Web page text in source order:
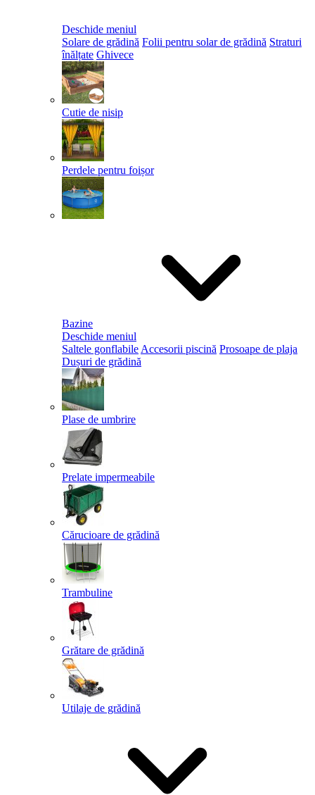
Deschide meniul
Solare de grădină Folii pentru solar de grădină Straturi
înălțate Ghivece
Cutie de nisip
Perdele pentru foișor
Bazine
Deschide meniul
Saltele gonflabile Accesorii piscină Prosoape de plaja
Dușuri de grădină
Plase de umbrire
Prelate impermeabile
Cărucioare de grădină
Trambuline
Grătare de grădină
Utilaje de grădină